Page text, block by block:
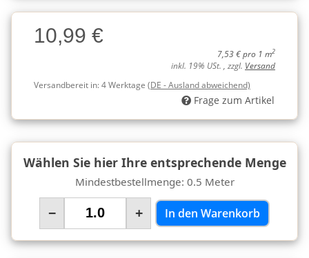
Charge
Charge10,99 €
7,53 € pro 1 m2
inkl. 19% USt. , zzgl. Versand
Versandbereit in:4 Werktage (DE - Ausland abweichend)
Frage zum Artikel
Wählen Sie hier Ihre entsprechende Menge
Mindestbestellmenge: 0.5 Meter
− + In den Warenkorb